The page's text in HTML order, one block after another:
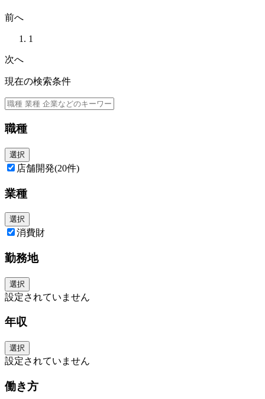
前へ
1
次へ
現在の検索条件
職種
選択
店舗開発(20件)
業種
選択
消費財
勤務地
選択
設定されていません
年収
選択
設定されていません
働き方